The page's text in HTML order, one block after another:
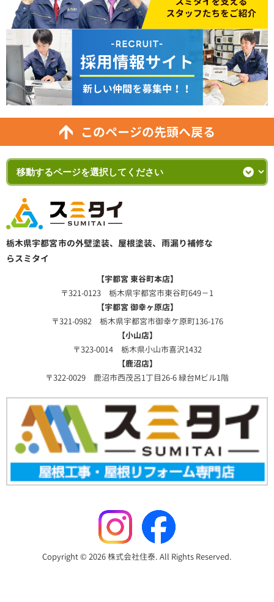
このページの先頭へ戻る
栃木県宇都宮市の外壁塗装、屋根塗装、雨漏り補修な
らスミタイ
【宇都宮 東谷町本店】
〒321-0123 栃木県宇都宮市東谷町649－1
【宇都宮 御幸ヶ原店】
〒321-0982 栃木県宇都宮市御幸ケ原町136-176
【小山店】
〒323-0014 栃木県小山市喜沢1432
【鹿沼店】
〒322-0029 鹿沼市西茂呂1丁目26-6 緑台Mビル1階
Copyright © 2026 株式会社住泰. All Rights Reserved.